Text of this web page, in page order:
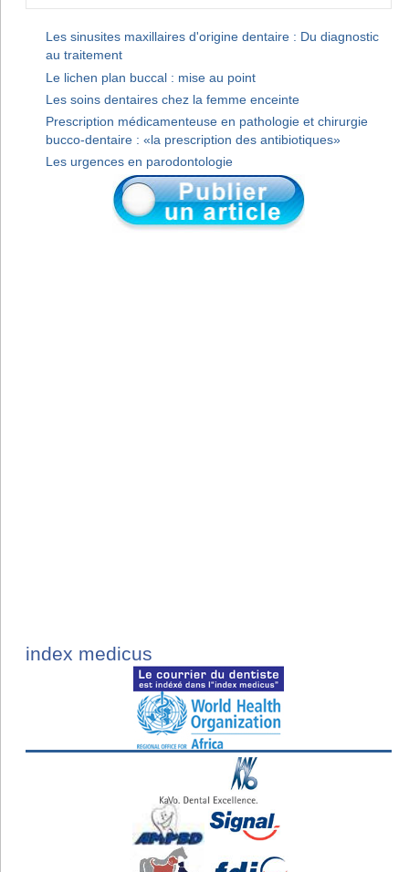
Les sinusites maxillaires d'origine dentaire : Du diagnostic
au traitement
Le lichen plan buccal : mise au point
Les soins dentaires chez la femme enceinte
Prescription médicamenteuse en pathologie et chirurgie
bucco-dentaire : «la prescription des antibiotiques»
Les urgences en parodontologie
index medicus